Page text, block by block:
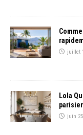
juillet
Lola
juin